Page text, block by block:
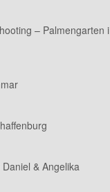
– Palmengarten
& Angelika